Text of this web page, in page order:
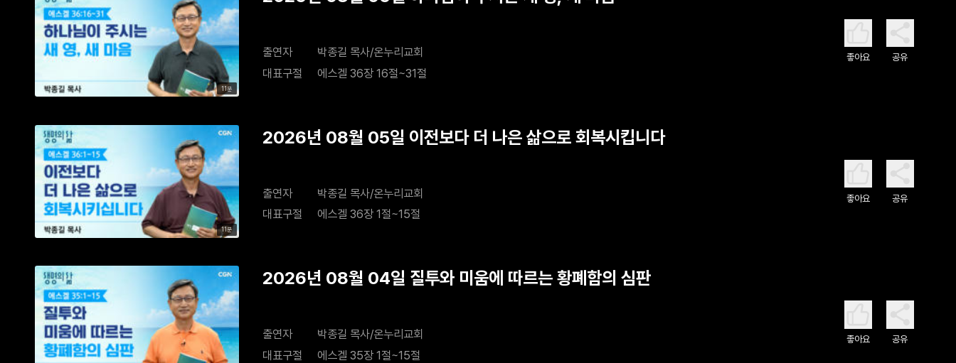
11분
출연자
박종길 목사/온누리교회
대표구절
에스겔 36장 16절~31절
좋아요 공유
11분
2026년 08월 05일 이전보다 더 나은 삶으로 회복시킵니다
출연자
박종길 목사/온누리교회
대표구절
에스겔 36장 1절~15절
좋아요 공유
2026년 08월 04일 질투와 미움에 따르는 황폐함의 심판
출연자
박종길 목사/온누리교회
대표구절
에스겔 35장 1절~15절
좋아요 공유